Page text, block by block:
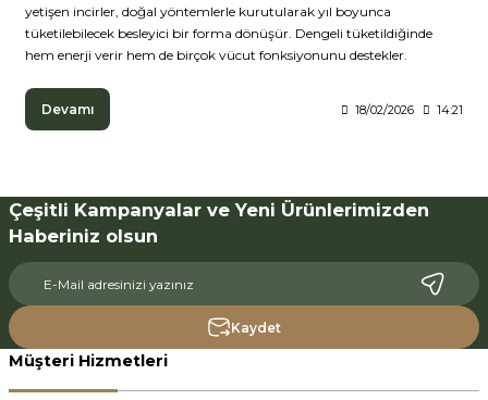
yetişen incirler, doğal yöntemlerle kurutularak yıl boyunca
tüketilebilecek besleyici bir forma dönüşür. Dengeli tüketildiğinde
hem enerji verir hem de birçok vücut fonksiyonunu destekler.
Devamı 18/02/2026 14:21
Çeşitli Kampanyalar ve Yeni Ürünlerimizden
Haberiniz olsun
Kaydet
Müşteri Hizmetleri